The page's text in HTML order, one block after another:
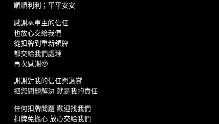
順順利利；平平安安
感謝🙏車主的信任
也放心交給我們
從扣牌到重新領牌
都交給我們處理
再次感謝🥹
謝謝對我的信任與讚賞
把您問題解決 就是我的責任
任何扣牌問題 歡迎找我們
扣牌免擔心 放心交給我們